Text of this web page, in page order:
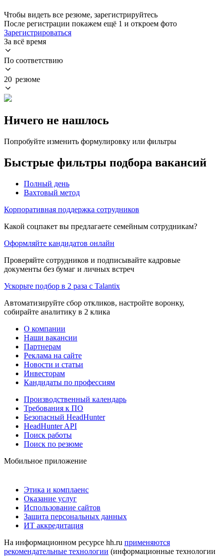
Чтобы видеть все резюме, зарегистрируйтесь
После регистрации покажем ещё 1 и откроем фото
Зарегистрироваться
За всё время
По соответствию
20 резюме
Ничего не нашлось
Попробуйте изменить формулировку или фильтры
Быстрые фильтры подбора вакансий
Полный день
Вахтовый метод
Корпоративная поддержка сотрудников
Какой соцпакет вы предлагаете семейным сотрудникам?
Оформляйте кандидатов онлайн
Проверяйте сотрудников и подписывайте кадровые
документы без бумаг и личных встреч
Ускорьте подбор в 2 раза с Talantix
Автоматизируйте сбор откликов, настройте воронку,
собирайте аналитику в 2 клика
О компании
Наши вакансии
Партнерам
Реклама на сайте
Новости и статьи
Инвесторам
Кандидаты по профессиям
Производственный календарь
Требования к ПО
Безопасный HeadHunter
HeadHunter API
Поиск работы
Поиск по резюме
Мобильное приложение
Этика и комплаенс
Оказание услуг
Использование сайтов
Защита персональных данных
ИТ аккредитация
На информационном ресурсе hh.ru применяются
рекомендательные технологии (информационные технологии